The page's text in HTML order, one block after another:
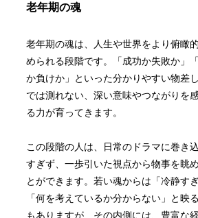
老年期の魂
老年期の魂は、人生や世界をより俯瞰
められる段階です。「成功か失敗か」
か負けか」といった分かりやすい物差
では測れない、深い意味やつながりを
る力が育ってきます。
この段階の人は、日常のドラマに巻き
すぎず、一歩引いた視点から物事を眺
とができます。若い魂からは「冷静すぎ
「何を考えているか分からない」と映
もありますが、その内側には、豊富な